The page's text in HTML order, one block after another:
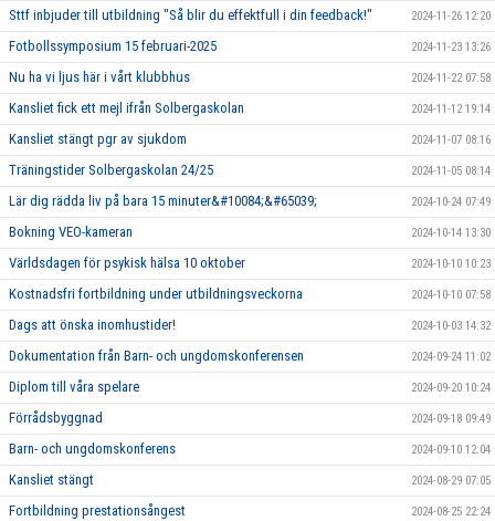
Sttf inbjuder till utbildning "Så blir du effektfull i din feedback!" 2024-11-26 12:20
Fotbollssymposium 15 februari-2025 2024-11-23 13:26
Nu ha vi ljus här i vårt klubbhus 2024-11-22 07:58
Kansliet fick ett mejl ifrån Solbergaskolan 2024-11-12 19:14
Kansliet stängt pgr av sjukdom 2024-11-07 08:16
Träningstider Solbergaskolan 24/25 2024-11-05 08:14
Lär dig rädda liv på bara 15 minuter&#10084;&#65039; 2024-10-24 07:49
Bokning VEO-kameran 2024-10-14 13:30
Världsdagen för psykisk hälsa 10 oktober 2024-10-10 10:23
Kostnadsfri fortbildning under utbildningsveckorna 2024-10-10 07:58
Dags att önska inomhustider! 2024-10-03 14:32
Dokumentation från Barn- och ungdomskonferensen 2024-09-24 11:02
Diplom till våra spelare 2024-09-20 10:24
Förrådsbyggnad 2024-09-18 09:49
Barn- och ungdomskonferens 2024-09-10 12:04
Kansliet stängt 2024-08-29 07:05
Fortbildning prestationsångest 2024-08-25 22:24